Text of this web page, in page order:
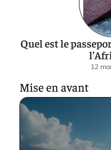
Quel est le
12
Mise en avant